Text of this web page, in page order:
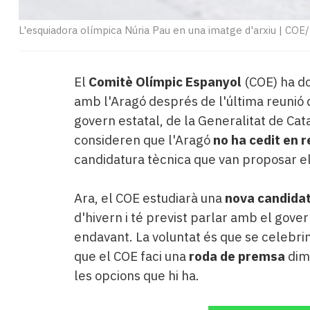
L'esquiadora olímpica Núria Pau en una imatge d'arxiu |
El Comitè Olímpic Espanyol (COE) ha
amb l'Aragó després de l'última
govern estatal, de la Generalitat de
consideren que l'Aragó no ha cedit en
candidatura tècnica que van proposar
Ara, el COE estudiarà una nova
d'hivern i té previst parlar amb el
endavant. La voluntat és que se
que el COE faci una roda de premsa
les opcions que hi ha.